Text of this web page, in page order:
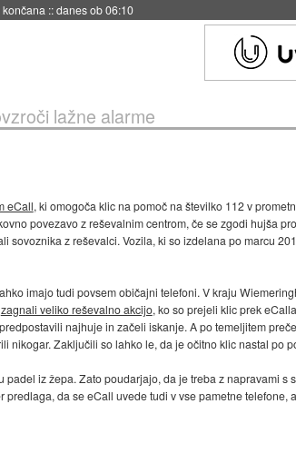
06:09
lažne alarme
eCall, ki omogoča klic na pomoč na številko 112 v
povezavo z reševalnim centrom, če se zgodi hujša
sovoznika z reševalci. Vozila, ki so izdelana po marcu
imajo tudi povsem običajni telefoni. V kraju
zagnali veliko reševalno akcijo, ko so prejeli klic prek
najhuje in začeli iskanje. A po temeljitem
nikogar. Zaključili so lahko le, da je očitno klic nastal po
iz žepa. Zato poudarjajo, da je treba z napravami
da se eCall uvede tudi v vse pametne telefone,